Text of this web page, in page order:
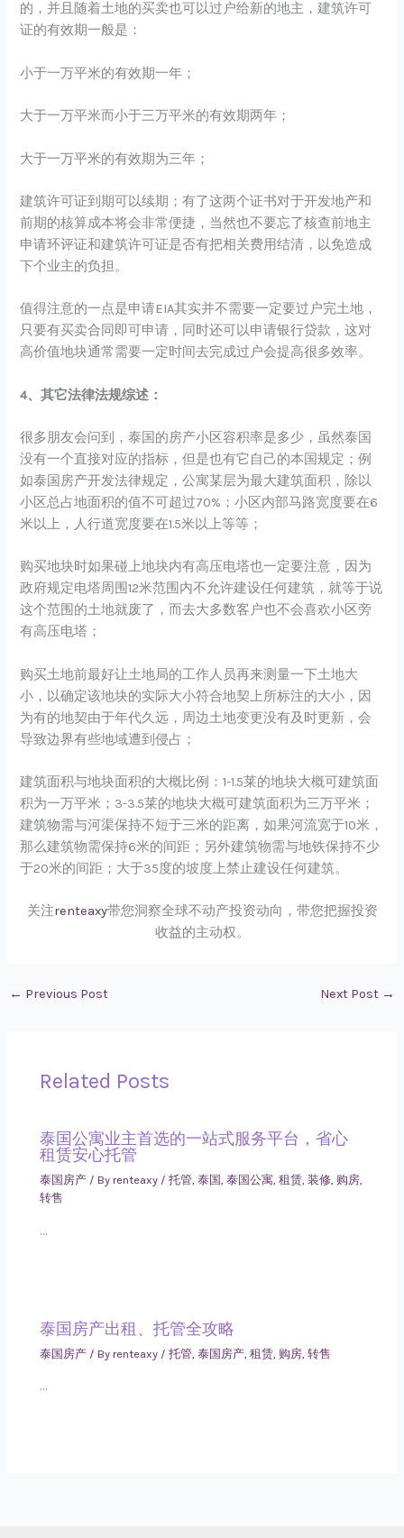
的，并且随着土地的买卖也可以过户给新的地主，建筑许可
证的有效期一般是：
小于一万平米的有效期一年；
大于一万平米而小于三万平米的有效期两年；
大于一万平米的有效期为三年；
建筑许可证到期可以续期；有了这两个证书对于开发地产和
前期的核算成本将会非常便捷，当然也不要忘了核查前地主
申请环评证和建筑许可证是否有把相关费用结清，以免造成
下个业主的负担。
值得注意的一点是申请EIA其实并不需要一定要过户完土地，
只要有买卖合同即可申请，同时还可以申请银行贷款，这对
高价值地块通常需要一定时间去完成过户会提高很多效率。
4、其它法律法规综述：
很多朋友会问到，泰国的房产小区容积率是多少，虽然泰国
没有一个直接对应的指标，但是也有它自己的本国规定；例
如泰国房产开发法律规定，公寓某层为最大建筑面积，除以
小区总占地面积的值不可超过70%；小区内部马路宽度要在6
米以上，人行道宽度要在1.5米以上等等；
购买地块时如果碰上地块内有高压电塔也一定要注意，因为
政府规定电塔周围12米范围内不允许建设任何建筑，就等于说
这个范围的土地就废了，而去大多数客户也不会喜欢小区旁
有高压电塔；
购买土地前最好让土地局的工作人员再来测量一下土地大
小，以确定该地块的实际大小符合地契上所标注的大小，因
为有的地契由于年代久远，周边土地变更没有及时更新，会
导致边界有些地域遭到侵占；
建筑面积与地块面积的大概比例：1-1.5莱的地块大概可建筑面
积为一万平米；3-3.5莱的地块大概可建筑面积为三万平米；
建筑物需与河渠保持不短于三米的距离，如果河流宽于10米，
那么建筑物需保持6米的间距；另外建筑物需与地铁保持不少
于20米的间距；大于35度的坡度上禁止建设任何建筑。
关注renteaxy带您洞察全球不动产投资动向，带您把握投资
收益的主动权。
← Previous Post Next Post →
Related Posts
泰国公寓业主首选的一站式服务平台，省心
租赁安心托管
泰国房产 / By renteaxy /托管,泰国,泰国公寓,租赁,装修, 购房,
转售
…
泰国房产出租、托管全攻略
泰国房产 / By renteaxy /托管 ,泰国房产 ,租赁 购房 ,转售
…